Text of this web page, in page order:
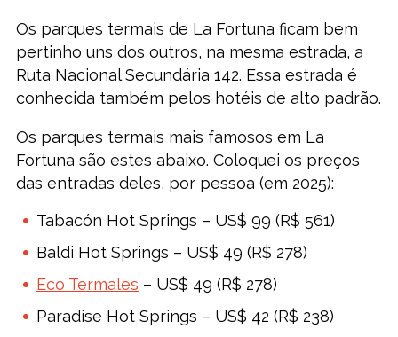
Os parques termais de La Fortuna ficam bem
pertinho uns dos outros, na mesma estrada, a
Ruta Nacional Secundária 142. Essa estrada é
conhecida também pelos hotéis de alto padrão.
Os parques termais mais famosos em La
Fortuna são estes abaixo. Coloquei os preços
das entradas deles, por pessoa (em 2025):
Tabacón Hot Springs – US$ 99 (R$ 561)
Baldi Hot Springs – US$ 49 (R$ 278)
Eco Termales – US$ 49 (R$ 278)
Paradise Hot Springs – US$ 42 (R$ 238)